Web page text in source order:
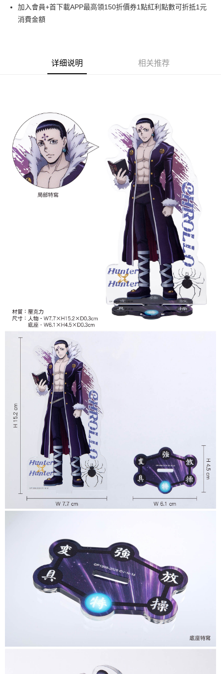
Apple Pay
悠遊付
全家取貨付款
每笔NT$65，满NT$1,300(含以上)免运费
付款後全家取貨
每笔NT$65，满NT$1,300(含以上)免运费
(不開放使用，請勿選取）
每笔NT$9,999
每笔NT$65，满NT$1,300(含以上)免运费
每笔NT$65，满NT$1,300(含以上)免运费
每笔NT$100，满NT$1,300(含以上)免运费
宅配-離島(澎湖/金門/馬祖)-木棉花樂園專用
每笔NT$220
黑貓宅配-貨到付款
每笔NT$150
加入會員+首下載APP最高領150折價券1點紅利點數可折抵1元
消費金額
详细说明 相关推荐